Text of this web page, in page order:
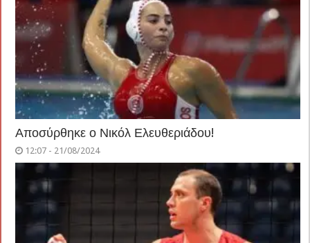
Αποσύρθηκε ο Νικόλ Ελευθεριάδου!
12:07 - 21/08/2024